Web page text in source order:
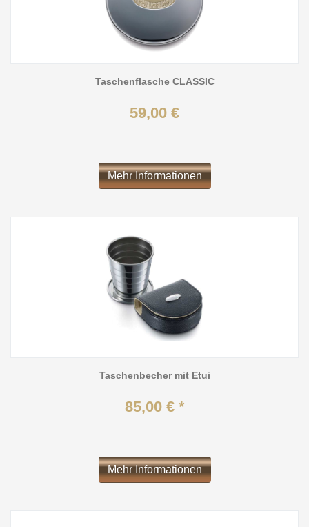
Taschenflasche CLASSIC
59,00 €
Mehr Informationen
Taschenbecher mit Etui
85,00 € *
Mehr Informationen